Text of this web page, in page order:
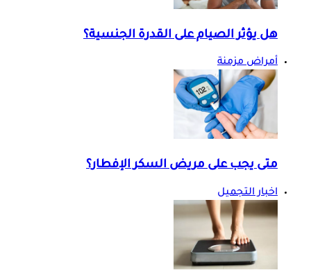
هل يؤثر الصيام على القدرة الجنسية؟
أمراض مزمنة
متى يجب على مريض السكر الإفطار؟
اخبار التجميل